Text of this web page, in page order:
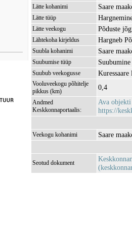
Lätte kohanimi Saare
Lätte tüüp
Lätte veekogu Põduste
Lähtekoha kirjeldus Hargneb
Suubla kohanimi Saare
Suubumise tüüp
Suubub veekogusse
Vooluveekogu põhitelje
pikkus (km)
0,4
Andmed
Keskkonnaportaalis:
Ava objekti
https://
Veekogu kohanimi Saare
Seotud dokument